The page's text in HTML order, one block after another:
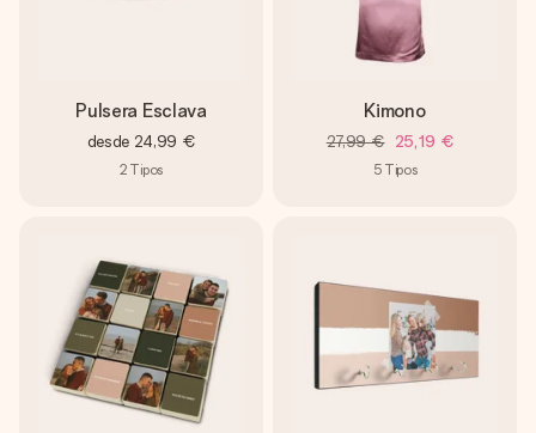
Pulsera Esclava
desde 24,99 €
2 Tipos
Kimono
27,99 € 25,19 €
5 Tipos